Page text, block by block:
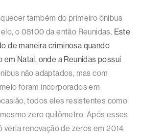
também do primeiro ônibus
o 08100 da então Reunidas. Este
de maneira criminosa quando
em Natal, onde a Reunidas possui
não adaptados, mas com
foram incorporados em
todos eles resistentes como
zero quilômetro. Após esses
veria renovação de zeros em 2014